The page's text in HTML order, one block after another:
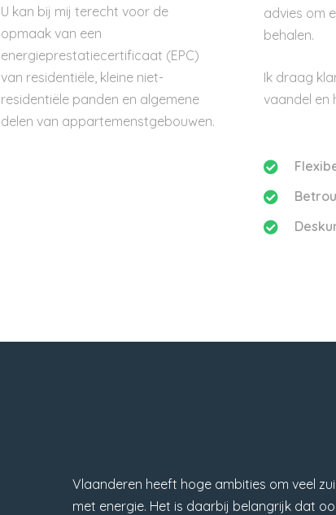
U kan bij mij terecht voor de
opmaak van een
energieprestatiecertificaat (EPC)
van residentiële, kleine niet-
residentiële panden en algemene
delen van appartemenstgebouwen.
advies om
behalen.
Ik draag
vaandel en
Vlaanderen heeft hoge ambities om veel
met energie. Het is daarbij belangrijk dat